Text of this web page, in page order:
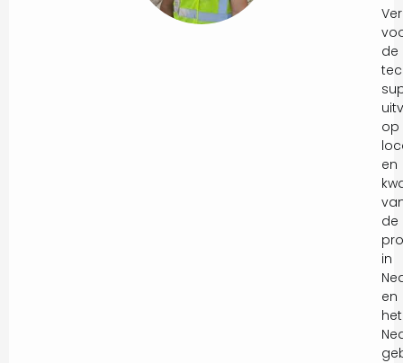
de
op
en
de
in
en
het